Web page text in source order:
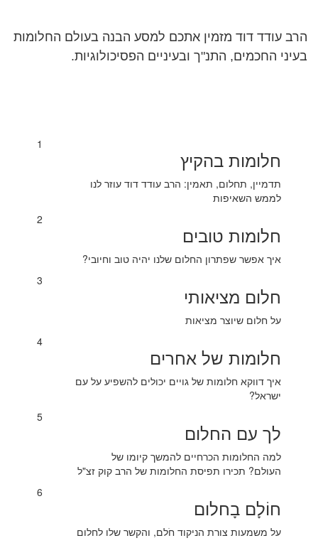
הרב עודד דוד מזמין אתכם למסע הבנה בעולם החלומות
בעיני החכמים, התנ"ך ובעיניים הפסיכולוגיות.
1
חלומות בהקיץ
תדמיין, תחלום, תאמין: הרב עודד דוד עוזר לנו
לממש השאיפות
2
חלומות טובים
איך אפשר שפתרון החלום שלנו יהיה טוב וחיובי?
3
חלום מציאותי
על חלום שיוצר מציאות
4
חלומות של אחרים
איך דווקא חלומות של גויים יכולים להשפיע על עם
ישראל?
5
לך עם החלום
למה החלומות הכרחיים להמשך קיומו של
העולם? תכירו תפיסת החלומות של הרב קוק זצ"ל
6
חוֹלָם בָחלום
על משמעות צורת הניקוד חֹלם, והקשר שלו לחלום